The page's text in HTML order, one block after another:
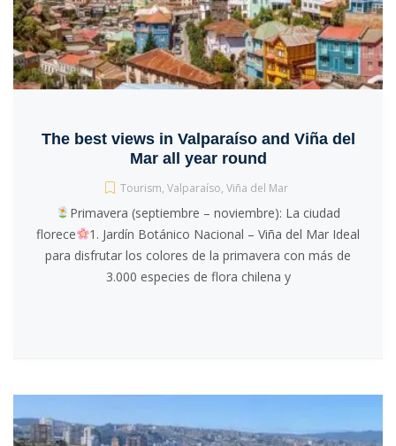
The best views in Valparaíso and Viña del
Mar all year round
Tourism, Valparaíso, Viña del Mar
Primavera (septiembre – noviembre): La ciudad
florece
1. Jardín Botánico Nacional – Viña del Mar Ideal
para disfrutar los colores de la primavera con más de
3.000 especies de flora chilena y